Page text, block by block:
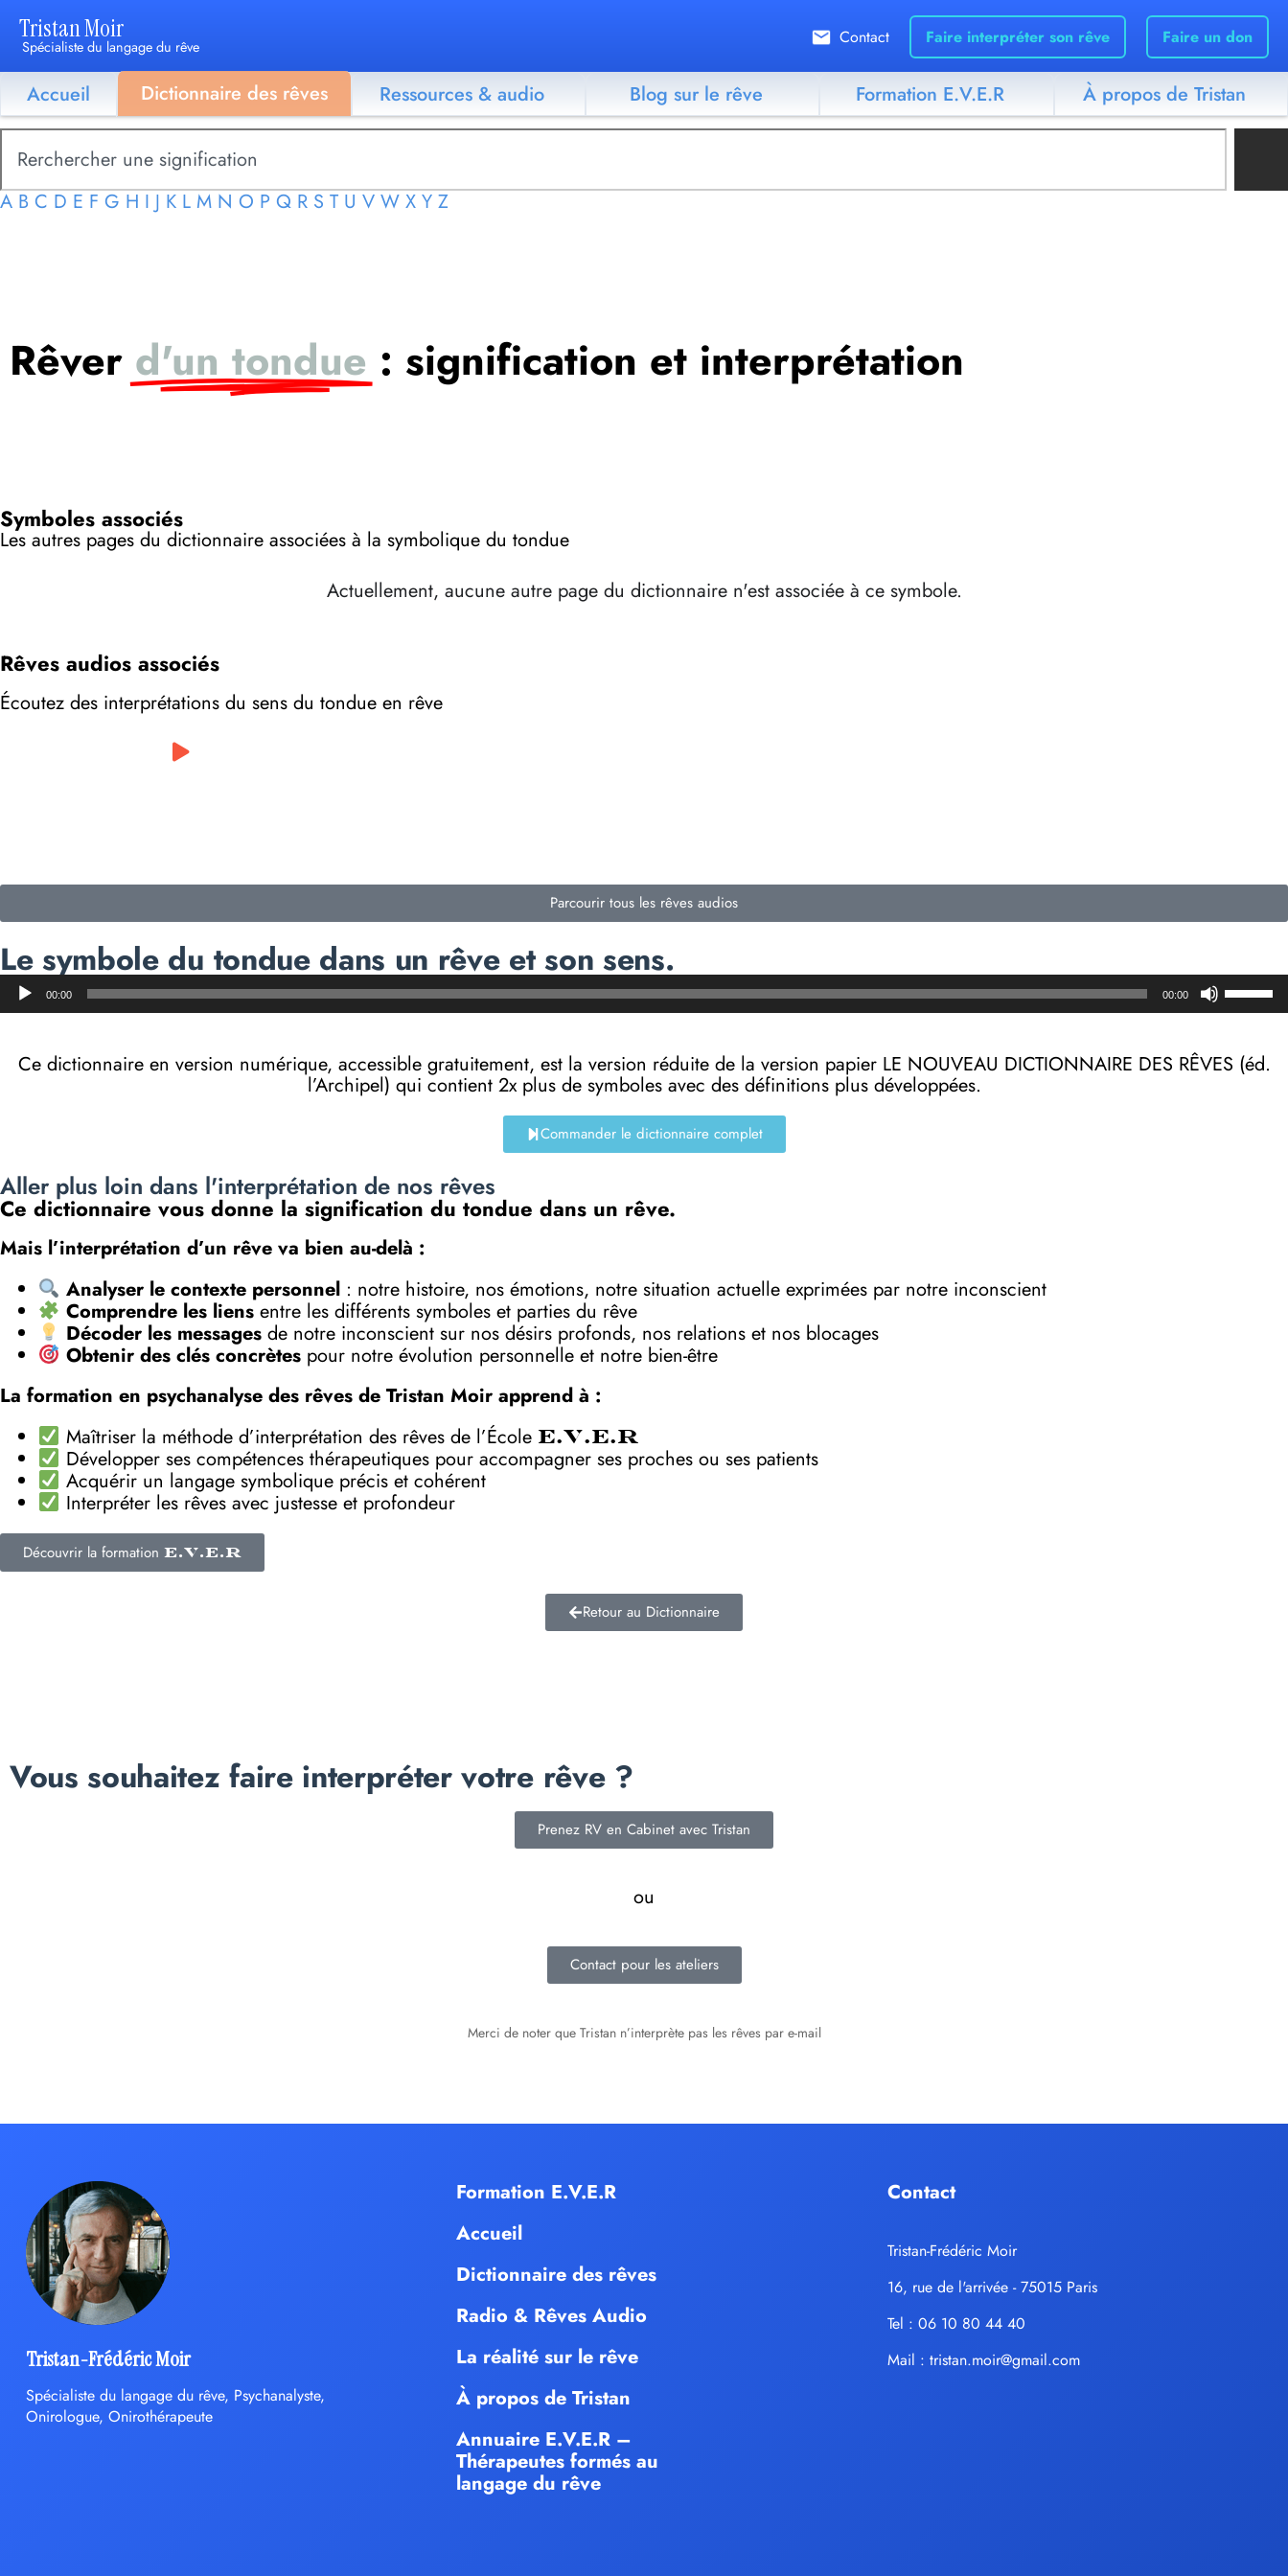
Tristan Moir
Spécialiste du langage du rêve Contact Faire interpréter son rêve Faire un don
Accueil Dictionnaire des rêves Ressources & audio Blog sur le rêve Formation E.V.E.R À propos de Tristan
A B C D E F G H I J K L M N O P Q R S T U V W X Y Z
Rêver d'un tondue : signification et interprétation
Symboles associés
Les autres pages du dictionnaire associées à la symbolique du tondue
Actuellement, aucune autre page du dictionnaire n'est associée à ce symbole.
Rêves audios associés
Écoutez des interprétations du sens du tondue en rêve
Parcourir tous les rêves audios
Le symbole du tondue dans un rêve et son sens.
Lecteur
audio00:00 00:00
haut/
pour
Ce dictionnaire en version numérique, accessible gratuitement, est la version réduite de la version papier LE NOUVEAU DICTIONNAIRE DES RÊVES (éd.
l’Archipel) qui contient 2x plus de symboles avec des définitions plus développées.
Commander le dictionnaire complet
Aller plus loin dans l'interprétation de nos rêves
Ce dictionnaire vous donne la signification du tondue dans un rêve.
Mais l’interprétation d’un rêve va bien au-delà :
Analyser le contexte personnel: notre histoire, nos émotions, notre situation actuelle exprimées par notre inconscient
Comprendre les liensentre les différents symboles et parties du rêve
Décoder les messagesde notre inconscient sur nos désirs profonds, nos relations et nos blocages
Obtenir des clés concrètespour notre évolution personnelle et notre bien-être
La formation en psychanalyse des rêves de Tristan Moir apprend à :
Maîtriser la méthode d’interprétation des rêves de l’École E.V.E.R
Développer ses compétences thérapeutiques pour accompagner ses proches ou ses patients
Acquérir un langage symbolique précis et cohérent
Interpréter les rêves avec justesse et profondeur
Découvrir la formation E.V.E.R
Retour au Dictionnaire
Vous souhaitez faire interpréter votre rêve ?
Prenez RV en Cabinet avec Tristan
ou
Contact pour les ateliers
Merci de noter que Tristan n’interprète pas les rêves par e-mail
Tristan-Frédéric Moir
Spécialiste du langage du rêve, Psychanalyste,
Onirologue, Onirothérapeute
Formation E.V.E.R
Accueil
Dictionnaire des rêves
Radio & Rêves Audio
La réalité sur le rêve
À propos de Tristan
Annuaire E.V.E.R –
Thérapeutes formés au
langage du rêve
Contact
Tristan-Frédéric Moir
16, rue de l'arrivée - 75015 Paris
Tel : 06 10 80 44 40
Mail :tristan.moir@gmail.com